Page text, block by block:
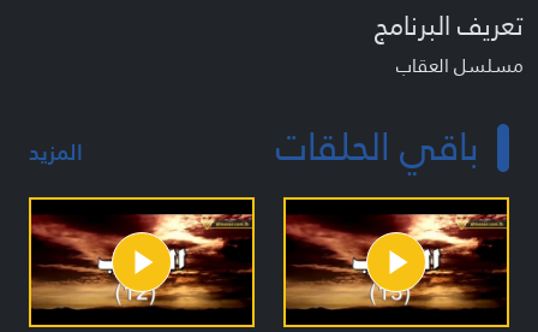
تعريف البرنامج
مسلسل العقاب
باقي الحلقات المزيد